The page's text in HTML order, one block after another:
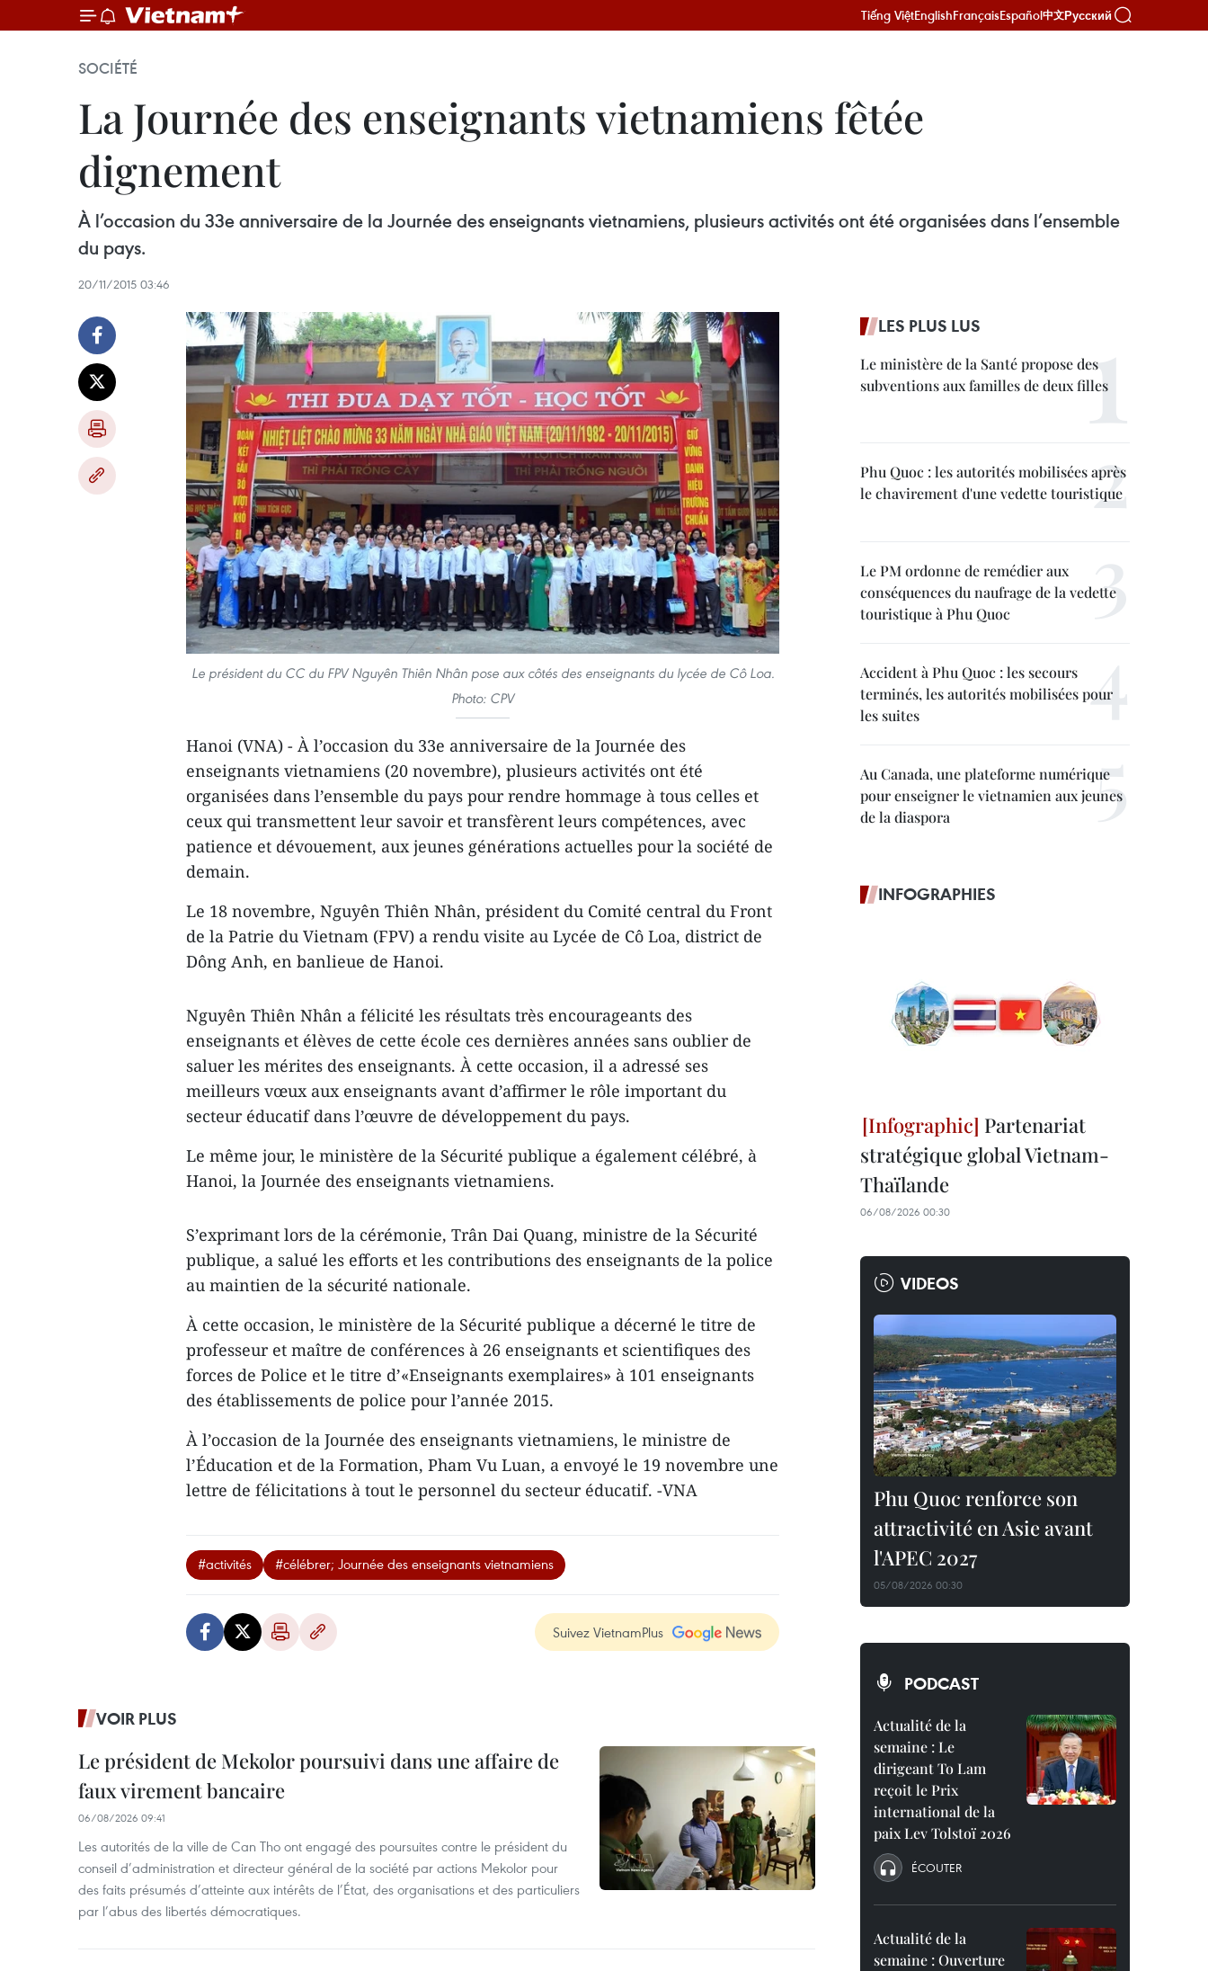
Tiếng ViệtEnglishFrançaisEspañol中文Русский
SOCIÉTÉ
La Journée des enseignants vietnamiens fêtée
dignement
À l’occasion du 33e anniversaire de la Journée des enseignants vietnamiens, plusieurs activités ont été organisées dans l’ensemble
du pays.
20/11/2015 03:46
Le président du CC du FPV Nguyên Thiên Nhân pose aux côtés des enseignants du lycée de Cô Loa.
Photo: CPV
Hanoi (VNA) - À l’occasion du 33e anniversaire de la Journée des
enseignants vietnamiens (20 novembre), plusieurs activités ont été
organisées dans l’ensemble du pays pour rendre hommage à tous celles et
ceux qui transmettent leur savoir et transfèrent leurs compétences, avec
patience et dévouement, aux jeunes générations actuelles pour la société de
demain.
Le 18 novembre, Nguyên Thiên Nhân, président du Comité central du Front
de la Patrie du Vietnam (FPV) a rendu visite au Lycée de Cô Loa, district de
Dông Anh, en banlieue de Hanoi.
Nguyên Thiên Nhân a félicité les résultats très encourageants des
enseignants et élèves de cette école ces dernières années sans oublier de
saluer les mérites des enseignants. À cette occasion, il a adressé ses
meilleurs vœux aux enseignants avant d’affirmer le rôle important du
secteur éducatif dans l’œuvre de développement du pays.
Le même jour, le ministère de la Sécurité publique a également célébré, à
Hanoi, la Journée des enseignants vietnamiens.
S’exprimant lors de la cérémonie, Trân Dai Quang, ministre de la Sécurité
publique, a salué les efforts et les contributions des enseignants de la police
au maintien de la sécurité nationale.
À cette occasion, le ministère de la Sécurité publique a décerné le titre de
professeur et maître de conférences à 26 enseignants et scientifiques des
forces de Police et le titre d’«Enseignants exemplaires» à 101 enseignants
des établissements de police pour l’année 2015.
À l’occasion de la Journée des enseignants vietnamiens, le ministre de
l’Éducation et de la Formation, Pham Vu Luan, a envoyé le 19 novembre une
lettre de félicitations à tout le personnel du secteur éducatif. -VNA
#activités #célébrer; Journée des enseignants vietnamiens
Suivez VietnamPlus
VOIR PLUS
Le président de Mekolor poursuivi dans une affaire de
faux virement bancaire
06/08/2026 09:41
Les autorités de la ville de Can Tho ont engagé des poursuites contre le président du
conseil d’administration et directeur général de la société par actions Mekolor pour
des faits présumés d’atteinte aux intérêts de l’État, des organisations et des particuliers
par l’abus des libertés démocratiques.
LES PLUS LUS
Le ministère de la Santé propose des
subventions aux familles de deux filles
Phu Quoc : les autorités mobilisées après
le chavirement d'une vedette touristique
Le PM ordonne de remédier aux
conséquences du naufrage de la vedette
touristique à Phu Quoc
Accident à Phu Quoc : les secours
terminés, les autorités mobilisées pour
les suites
Au Canada, une plateforme numérique
pour enseigner le vietnamien aux jeunes
de la diaspora
INFOGRAPHIES
Partenariat
stratégique global Vietnam-
Thaïlande
06/08/2026 00:30
VIDEOS
Phu Quoc renforce son
attractivité en Asie avant
l'APEC 2027
05/08/2026 00:30
PODCAST
Actualité de la
semaine : Le
dirigeant To Lam
reçoit le Prix
international de la
paix Lev Tolstoï 2026
ÉCOUTER
Actualité de la
semaine : Ouverture